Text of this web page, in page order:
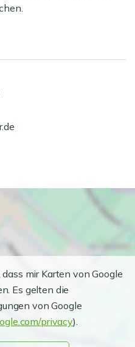
mir Karten von Google
Es gelten die
von Google
privacy).